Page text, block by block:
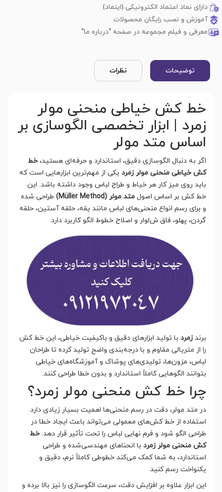
دارای نماد اعتماد الکترونیکی (اینماد)
آموزش و نصب رایگان محصولات
معرفی و فیلم مجموعه در صفحه "درباره ما"
توضیحات نظرات
خط کش خیاطی منحنی مولر
زمرد | ابزار تخصصی الگوسازی بر
اساس متد مولر
اگر به دنبال الگوسازی دقیق، استاندارد و حرفه‌ای هستید، خط
کش خیاطی منحنی مولر زمرد یکی از مهم‌ترین ابزارهایی است که
باید روی میز کار هر خیاط و طراح لباس وجود داشته باشد. این
خط کش بر اساس اصول متد مولر (Müller Method)
طراحی شده
و برای رسم انواع منحنی‌های لباس مانند یقه، حلقه آستین، حلقه
گردن، پهلو، فاق شلوار و اصلاح خطوط الگو کاربرد دارد.
برند زمرد با تولید ابزارهای دقیق و باکیفیت خیاطی، این خط کش
را از متریالی مقاوم و با درجه‌بندی واضح تولید کرده تا طراحان
لباس، مزون‌ها، تولیدی‌های پوشاک و آموزشگاه‌های خیاطی
بتوانند الگوهایی کاملاً استاندارد و بدون خطا طراحی کنند.
چرا خط کش منحنی مولر زمرد؟
در متد مولر، دقت در رسم منحنی‌ها اهمیت بسیار زیادی دارد.
استفاده از خط کش‌های معمولی می‌تواند باعث ایجاد خطا در
طراحی الگو شود و فرم نهایی لباس را تحت تأثیر قرار دهد. خط
کش منحنی مولر زمرد با انحناهای مهندسی‌شده و طراحی
استاندارد، به شما کمک می‌کند خطوطی کاملاً نرم، دقیق و
یکنواخت رسم کنید.
این ابزار علاوه بر افزایش دقت، سرعت الگوسازی را نیز بالا برده و